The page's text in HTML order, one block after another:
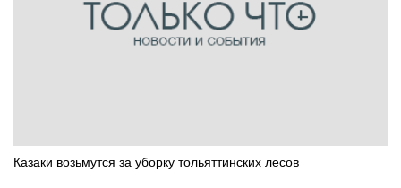
Казаки возьмутся за уборку тольяттинских лесов